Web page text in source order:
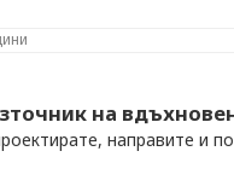
на
направите и